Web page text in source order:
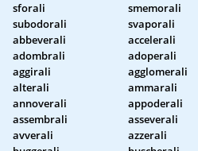
sforali
smemorali
subodorali
svaporali
abbeverali
accelerali
adombrali
adoperali
aggirali
agglomerali
alterali
ammarali
annoverali
appoderali
assembrali
asseverali
avverali
azzerali